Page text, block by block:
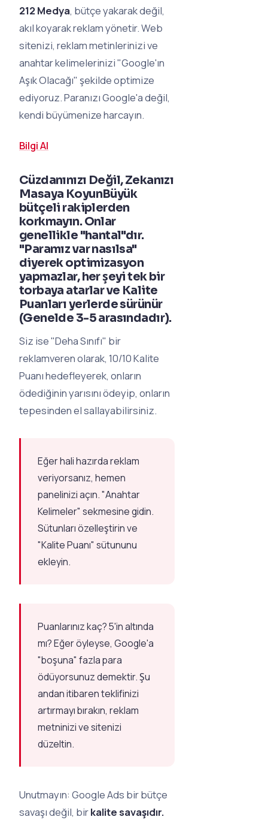
212 Medya, bütçe yakarak değil,
akıl koyarak reklam yönetir. Web
sitenizi, reklam metinlerinizi ve
anahtar kelimelerinizi "Google'ın
Aşık Olacağı" şekilde optimize
ediyoruz. Paranızı Google'a değil,
kendi büyümenize harcayın.
Bilgi Al
Cüzdanınızı Değil, Zekanızı
Masaya KoyunBüyük
bütçeli rakiplerden
korkmayın. Onlar
genellikle "hantal"dır.
"Paramız var nasılsa"
diyerek optimizasyon
yapmazlar, her şeyi tek bir
torbaya atarlar ve Kalite
Puanları yerlerde sürünür
(Genelde 3-5 arasındadır).
Siz ise "Deha Sınıfı" bir
reklamveren olarak, 10/10 Kalite
Puanı hedefleyerek, onların
ödediğinin yarısını ödeyip, onların
tepesinden el sallayabilirsiniz.
Eğer hali hazırda reklam
veriyorsanız, hemen
panelinizi açın. "Anahtar
Kelimeler" sekmesine gidin.
Sütunları özelleştirin ve
"Kalite Puanı" sütununu
ekleyin.
Puanlarınız kaç? 5'in altında
mı? Eğer öyleyse, Google'a
"boşuna" fazla para
ödüyorsunuz demektir. Şu
andan itibaren teklifinizi
artırmayı bırakın, reklam
metninizi ve sitenizi
düzeltin.
Unutmayın: Google Ads bir bütçe
savaşı değil, birkalite savaşıdır.